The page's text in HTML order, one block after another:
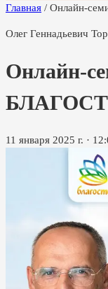
Главная / Онлайн-
Олег Геннадьевич
Онлайн-
11 января 2025 г. ·